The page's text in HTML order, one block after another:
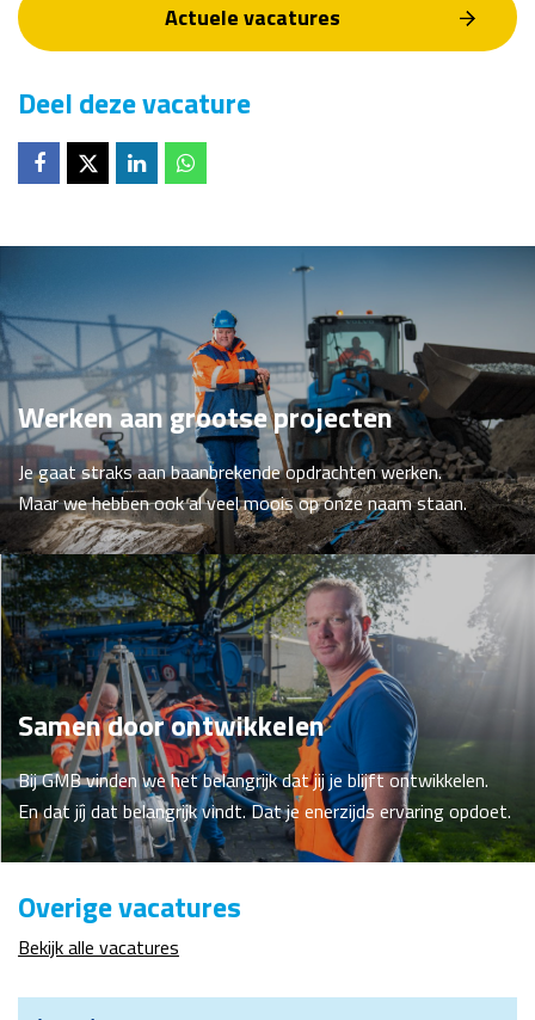
Actuele vacatures
Deel deze vacature
Deel op Deel op Deel op Deel op
Werken aan grootse projecten
Je gaat straks aan baanbrekende opdrachten werken.
Maar we hebben ook al veel moois op onze naam staan.
Samen door ontwikkelen
Bij GMB vinden we het belangrijk dat jij je blijft ontwikkelen.
En dat jíj dat belangrijk vindt. Dat je enerzijds ervaring opdoet.
Overige vacatures
Bekijk alle vacatures